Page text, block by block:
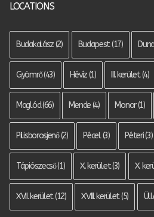
LOCATIONS
Budakalász(2) Budapest(17)
Gyömrő(43) Hévíz(1) III. kerület(4)
Maglód(66) Mende(4) Monor(1)
Pilisborosjenő(2) Pécel(3) Péteri(3)
Tápiószecső(1) X. kerület(3) X.
XVII. kerület(12) XVIII. kerület(5)